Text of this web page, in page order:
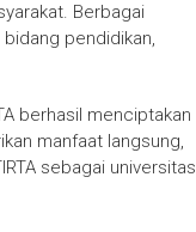
Berbagai
pendidikan,
berhasil menciptakan
manfaat langsung,
sebagai universitas